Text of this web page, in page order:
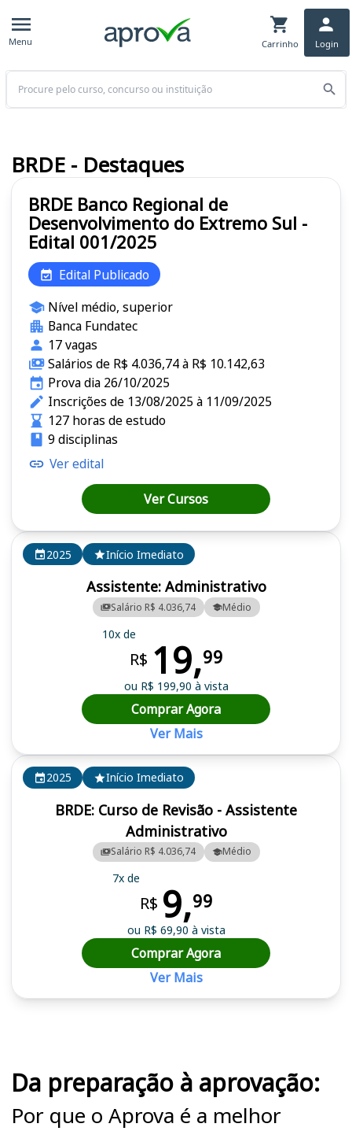
Menu Carrinho Login
Buscar
2025 Início Imediato
BRDE: Curso de Revisão - Assistente
Administrativo
Salário R$ 4.036,74 Médio
7x de
R$ 9,99
ou R$ 69,90 à vista
Comprar Agora
Ver Mais
2025 Início Imediato
Assistente: Administrativo
Salário R$ 4.036,74 Médio
10x de
R$ 19,99
ou R$ 199,90 à vista
Comprar Agora
Ver Mais
BRDE Banco Regional de
Desenvolvimento do Extremo Sul -
Edital 001/2025
Edital Publicado
Nível médio, superior
Banca Fundatec
17 vagas
Salários de R$ 4.036,74 à R$ 10.142,63
Prova dia 26/10/2025
Inscrições de 13/08/2025 à 11/09/2025
127 horas de estudo
9 disciplinas
Ver edital
Ver Cursos
BRDE - Destaques
Da preparação à aprovação:
Por que o Aprova é a melhor